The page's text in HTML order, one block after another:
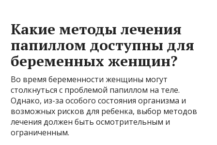
Какие методы лечения
папиллом доступны для
беременных женщин?
Во время беременности женщины могут
столкнуться с проблемой папиллом на теле.
Однако, из-за особого состояния организма и
возможных рисков для ребенка, выбор методов
лечения должен быть осмотрительным и
ограниченным.